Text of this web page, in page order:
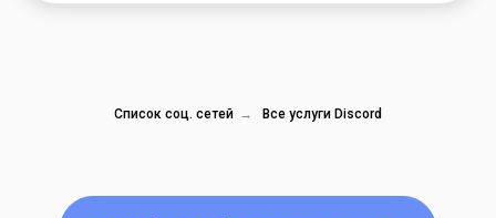
Список соц. сетей → Все услуги Discord